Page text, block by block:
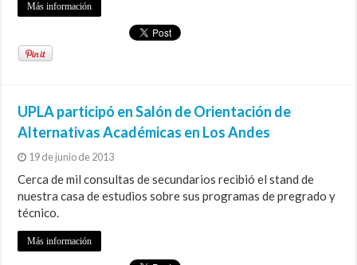
Más información
UPLA participó en Salón de Orientación de
Alternativas Académicas en Los Andes
19 de junio de 2013
Cerca de mil consultas de secundarios recibió el stand de
nuestra casa de estudios sobre sus programas de pregrado y
técnico.
Más información